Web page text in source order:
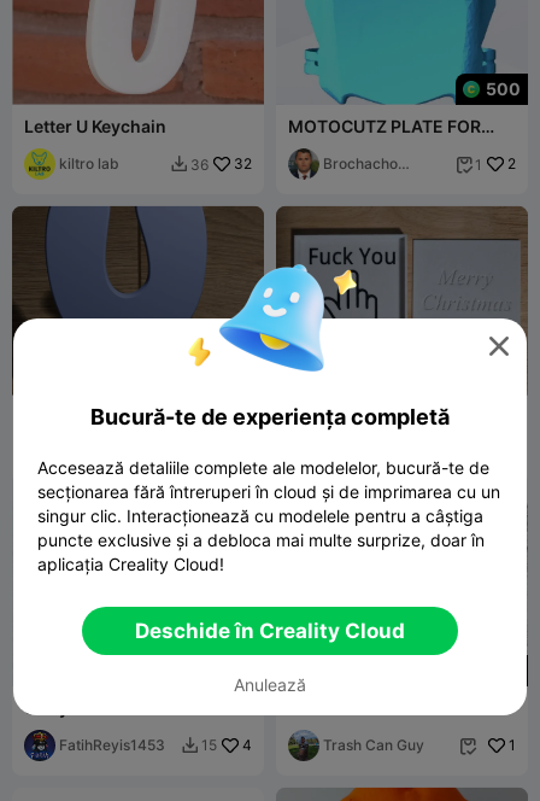
Letter U Keychain
kiltro lab  36 32
500
MOTOCUTZ PLATE FOR
ANY EBIKE FULL SCALE
SIZEBrochacho
 1 2
Llavero letra U F*ck You Gift Box
U Keychain
FatihReyis1453  15 4 Trash Can Guy  1

Bucură-te de experiența completă
Accesează detaliile complete ale modelelor, bucură-te de
secționarea fără întreruperi în cloud și de imprimarea cu un
singur clic. Interacționează cu modelele pentru a câștiga
puncte exclusive și a debloca mai multe surprize, doar în
aplicația Creality Cloud!
Deschide în Creality Cloud
Anulează